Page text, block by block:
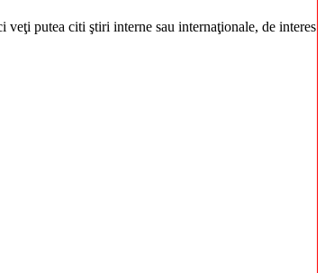
putea citi ştiri interne sau internaţionale, de interes